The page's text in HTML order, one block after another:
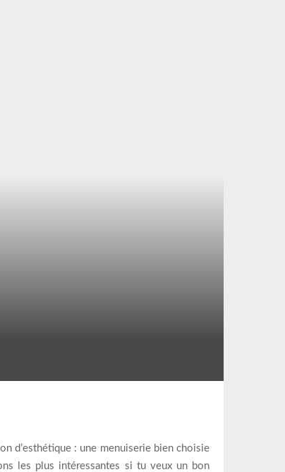
d’esthétique : une menuiserie bien choisie
les plus intéressantes si tu veux un bon